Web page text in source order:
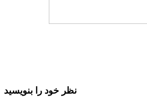
نظر خود را بنویسید